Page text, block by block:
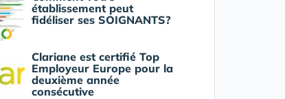
établissement peut
fidéliser ses SOIGNANTS?
Clariane est certifié Top
Employeur Europe pour la
deuxième année
consécutive